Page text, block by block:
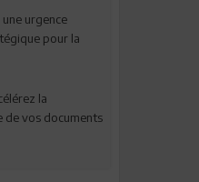
urgence
pour la
la
vos documents